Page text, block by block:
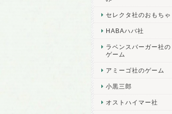
セレクタ社のおもちゃ
HABAハバ社
ラベンスバーガー社の
ゲーム
アミーゴ社のゲーム
小黒三郎
オストハイマー社